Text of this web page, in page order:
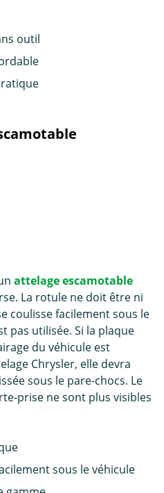
outil
attelage escamotable
La rotule ne doit être ni
coulisse facilement sous le
pas utilisée. Si la plaque
du véhicule est
Chrysler, elle devra
sous le pare-chocs. Le
prise ne sont plus visibles
sous le véhicule